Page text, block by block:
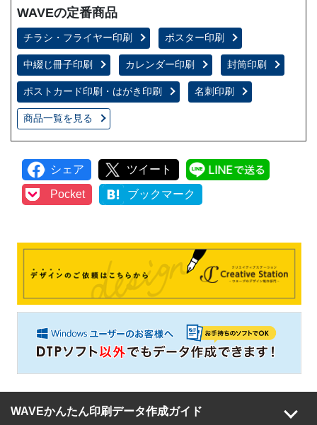
WAVEの定番商品
チラシ・フライヤー印刷 ポスター印刷
中綴じ冊子印刷 カレンダー印刷 封筒印刷
ポストカード印刷・はがき印刷 名刺印刷
商品一覧を見る
シェア ツイート
Pocket ブックマーク
WAVEかんたん印刷データ作成ガイド